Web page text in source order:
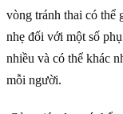
vòng tránh thai có thể
nhẹ đối với một số
nhiều và có thể khác
mỗi người.